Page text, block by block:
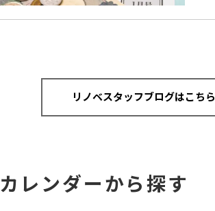
リノベスタッフブログはこちら
カレンダーから探す